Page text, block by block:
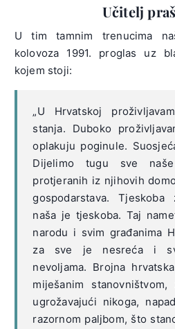
Učitelj
U tim tamnim trenucima
kolovoza 1991. proglas uz
kojem stoji:
„U Hrvatskoj
stanja. Duboko
oplakuju poginule.
Dijelimo tugu sve
protjeranih iz njihovih
gospodarstava.
naša je tjeskoba. Taj
narodu i svim građanima
za sve je nesreća i
nevoljama. Brojna
miješanim
ugrožavajući nikoga,
razornom paljbom, što